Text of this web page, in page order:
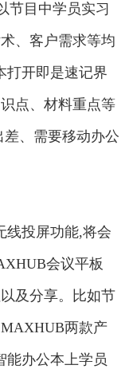
节目中学员实习
、客户需求等均
打开即是速记界
点、材料重点等
、需要移动办公
投屏功能,将会
会议平板
及分享。比如节
两款产
能办公本上学员